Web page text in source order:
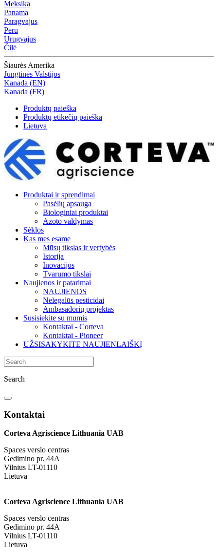
Meksika
Panama
Paragvajus
Peru
Urugvajus
Čilė
Šiaurės Amerika
Jungtinės Valstijos
Kanada (EN)
Kanada (FR)
Produktų paieška
Produktų etikečių paieška
Lietuva
Produktai ir sprendimai
Pasėlių apsauga
Biologiniai produktai
Azoto valdymas
Sėklos
Kas mes esame
Mūsų tikslas ir vertybės
Istorija
Inovacijos
Tvarumo tikslai
Naujienos ir patarimai
NAUJIENOS
Nelegalūs pesticidai
Ambasadorių projektas
Susisiekite su mumis
Kontaktai - Corteva
Kontaktai - Pioneer
UŽSISAKYKITE NAUJIENLAIŠKĮ
Search
Kontaktai
Corteva Agriscience Lithuania UAB
Spaces verslo centras
Gedimino pr. 44A
Vilnius LT-01110
Lietuva
Corteva Agriscience Lithuania UAB
Spaces verslo centras
Gedimino pr. 44A
Vilnius LT-01110
Lietuva